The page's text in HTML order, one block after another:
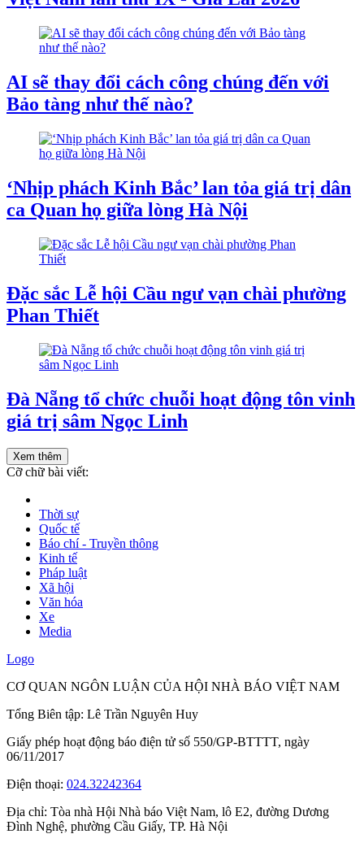
AI sẽ thay đổi cách công chúng đến với
Bảo tàng như thế nào?
‘Nhịp phách Kinh Bắc’ lan tỏa giá trị dân
ca Quan họ giữa lòng Hà Nội
Đặc sắc Lễ hội Cầu ngư vạn chài phường
Phan Thiết
Đà Nẵng tổ chức chuỗi hoạt động tôn vinh
giá trị sâm Ngọc Linh
Xem thêm
Cỡ chữ bài viết:
Thời sự
Quốc tế
Báo chí - Truyền thông
Kinh tế
Pháp luật
Xã hội
Văn hóa
Xe
Media
Logo
CƠ QUAN NGÔN LUẬN CỦA HỘI NHÀ BÁO VIỆT NAM
Tổng Biên tập: Lê Trần Nguyên Huy
Giấy phép hoạt động báo điện tử số 550/GP-BTTTT, ngày
06/11/2017
Điện thoại: 024.32242364
Địa chỉ: Tòa nhà Hội Nhà báo Việt Nam, lô E2, đường Dương
Đình Nghệ, phường Cầu Giấy, TP. Hà Nội